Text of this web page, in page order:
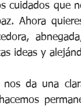
cuidados que
Ahora
ideas y
nos da una